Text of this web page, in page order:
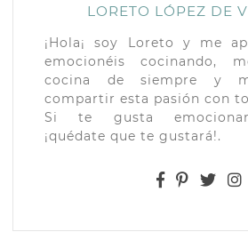
LORETO LÓPEZ DE
¡Hola¡ soy Loreto y me
emocionéis cocinando,
cocina de siempre y
compartir esta pasión con
Si te gusta emocionar
¡quédate que te gustará!.